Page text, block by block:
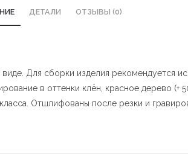
ДЕТАЛИ ОТЗЫВЫ (0)
Для сборки изделия рекомендуется
в оттенки клён, красное дерево (+
Отшлифованы после резки и